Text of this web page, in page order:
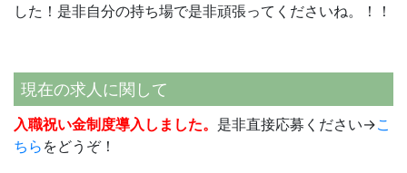
した！是非自分の持ち場で是非頑張ってくださいね。！！
現在の求人に関して
入職祝い金制度導入しました。 是非直接応募ください→こ
ちら をどうぞ！